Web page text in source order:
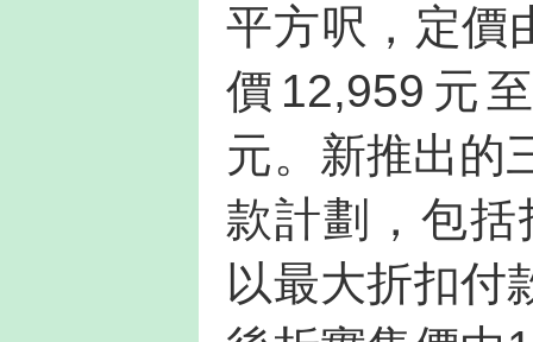
平方呎，定價
價12,959元
元。新推出的
款計劃，包
以最大折扣付